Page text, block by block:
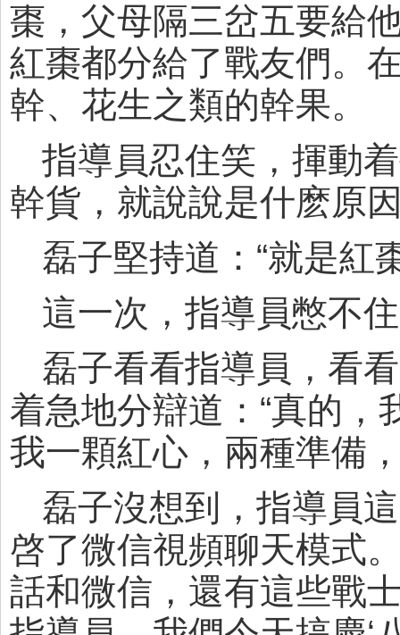
棗，父母隔三岔五要給
紅棗都分給了戰友們。
幹、花生之類的幹果。
指導員忍住笑，揮動
幹貨，就說說是什麽原
磊子堅持道：“就是紅
這一次，指導員憋不
磊子看看指導員，看
着急地分辯道：“真的
我一顆紅心，兩種準備
磊子沒想到，指導員
啓了微信視頻聊天模式
話和微信，還有這些戰